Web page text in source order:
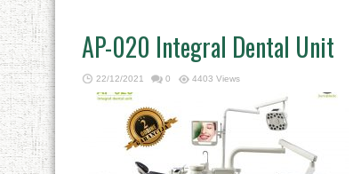
AP-020 Integral Dental Unit
22/12/2021 0 4403 Views